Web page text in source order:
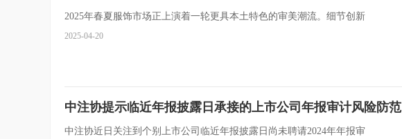
2025年春夏服饰市场正上演着一轮更具本土特色的审美潮流。细节创新
2025-04-20
中注协提示临近年报披露日承接的上市公司年报审计风险防范
中注协近日关注到个别上市公司临近年报披露日尚未聘请2024年年报审